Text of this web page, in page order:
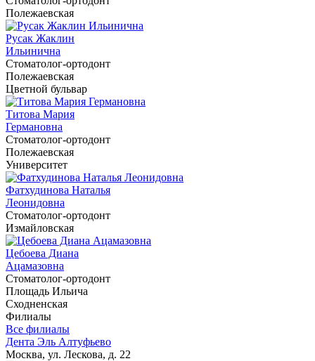
Полежаевская
Русак Жаклин
Ильинична
Cтоматолог-ортодонт
Полежаевская
Цветной бульвар
Титова Мария
Германовна
Cтоматолог-ортодонт
Полежаевская
Университет
Фатхудинова Наталья
Леонидовна
Cтоматолог-ортодонт
Измайловская
Цебоева Диана
Ацамазовна
Cтоматолог-ортодонт
Площадь Ильича
Сходненская
Филиалы
Все филиалы
Дента Эль Алтуфьево
Москва, ул. Лескова, д. 22